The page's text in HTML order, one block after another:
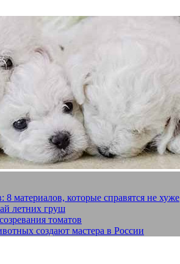
8 материалов, которые справятся не хуже
летних груш
томатов
создают мастера в России